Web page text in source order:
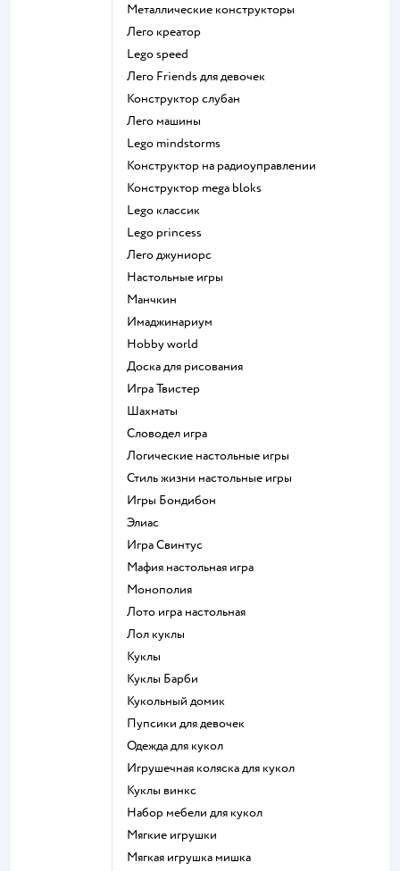
Металлические конструкторы
Лего креатор
Lego speed
Лего Friends для девочек
Конструктор слубан
Лего машины
Lego mindstorms
Конструктор на радиоуправлении
Конструктор mega bloks
Lego классик
Lego princess
Лего джуниорс
Настольные игры
Манчкин
Имаджинариум
Hobby world
Доска для рисования
Игра Твистер
Шахматы
Словодел игра
Логические настольные игры
Стиль жизни настольные игры
Игры Бондибон
Элиас
Игра Свинтус
Мафия настольная игра
Монополия
Лото игра настольная
Лол куклы
Куклы
Куклы Барби
Кукольный домик
Пупсики для девочек
Одежда для кукол
Игрушечная коляска для кукол
Куклы винкс
Набор мебели для кукол
Мягкие игрушки
Мягкая игрушка мишка